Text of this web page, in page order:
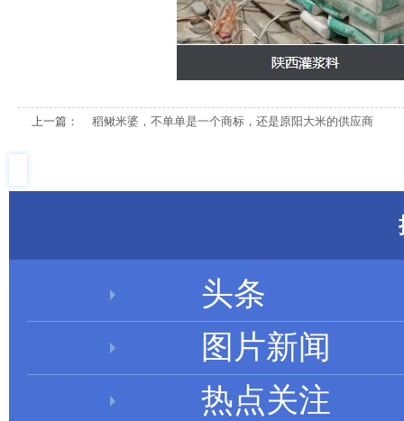
上一篇： 稻鳅米婆，不单单是一个商标，还是原阳大米的供应商
头条
图片新闻
热点关注